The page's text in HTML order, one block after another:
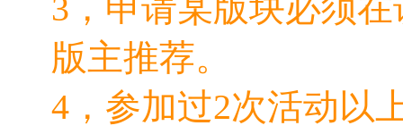
3，申请某版块必须
版主推荐。
4，参加过2次活动以